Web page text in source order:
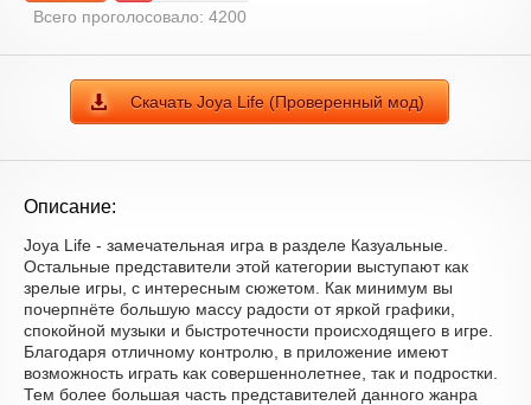
Всего проголосовало: 4200
Скачать Joya Life (Проверенный мод)
Описание:
Joya Life - замечательная игра в разделе Казуальные.
Остальные представители этой категории выступают как
зрелые игры, с интересным сюжетом. Как минимум вы
почерпнёте большую массу радости от яркой графики,
спокойной музыки и быстротечности происходящего в игре.
Благодаря отличному контролю, в приложение имеют
возможность играть как совершеннолетнее, так и подростки.
Тем более большая часть представителей данного жанра